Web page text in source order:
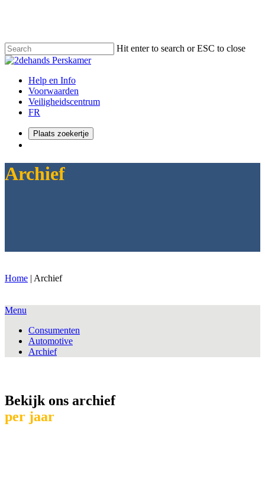
content
Hit enter to search or ESC to close
Close
Menu
Help en Info
Voorwaarden
Veiligheidscentrum
FR
Plaats zoekertje
Archief
Home | Archief
Menu
Consumenten
Automotive
Archief
Bekijk ons archief
per jaar